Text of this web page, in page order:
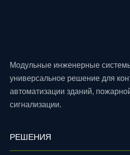
Модульные инженерные
универсальное решение для
автоматизации зданий,
сигнализации.
РЕШЕНИЯ